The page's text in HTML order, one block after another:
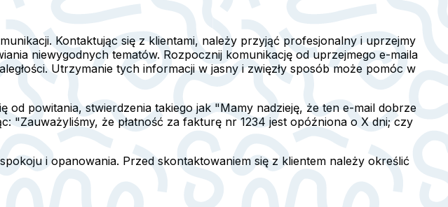
Kontaktując się z klientami, należy przyjąć profesjonalny i uprzejmy
niewygodnych tematów. Rozpocznij komunikację od uprzejmego e-maila
Utrzymanie tych informacji w jasny i zwięzły sposób może pomóc w
powitania, stwierdzenia takiego jak "Mamy nadzieję, że ten e-mail dobrze
"Zauważyliśmy, że płatność za fakturę nr 1234 jest opóźniona o X dni; czy
i opanowania. Przed skontaktowaniem się z klientem należy określić